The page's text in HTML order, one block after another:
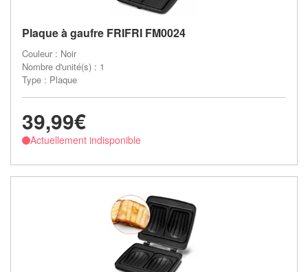
Plaque à gaufre FRIFRI FM0024
Couleur : Noir
Nombre d'unité(s) : 1
Type : Plaque
39,99€
Actuellement indisponible